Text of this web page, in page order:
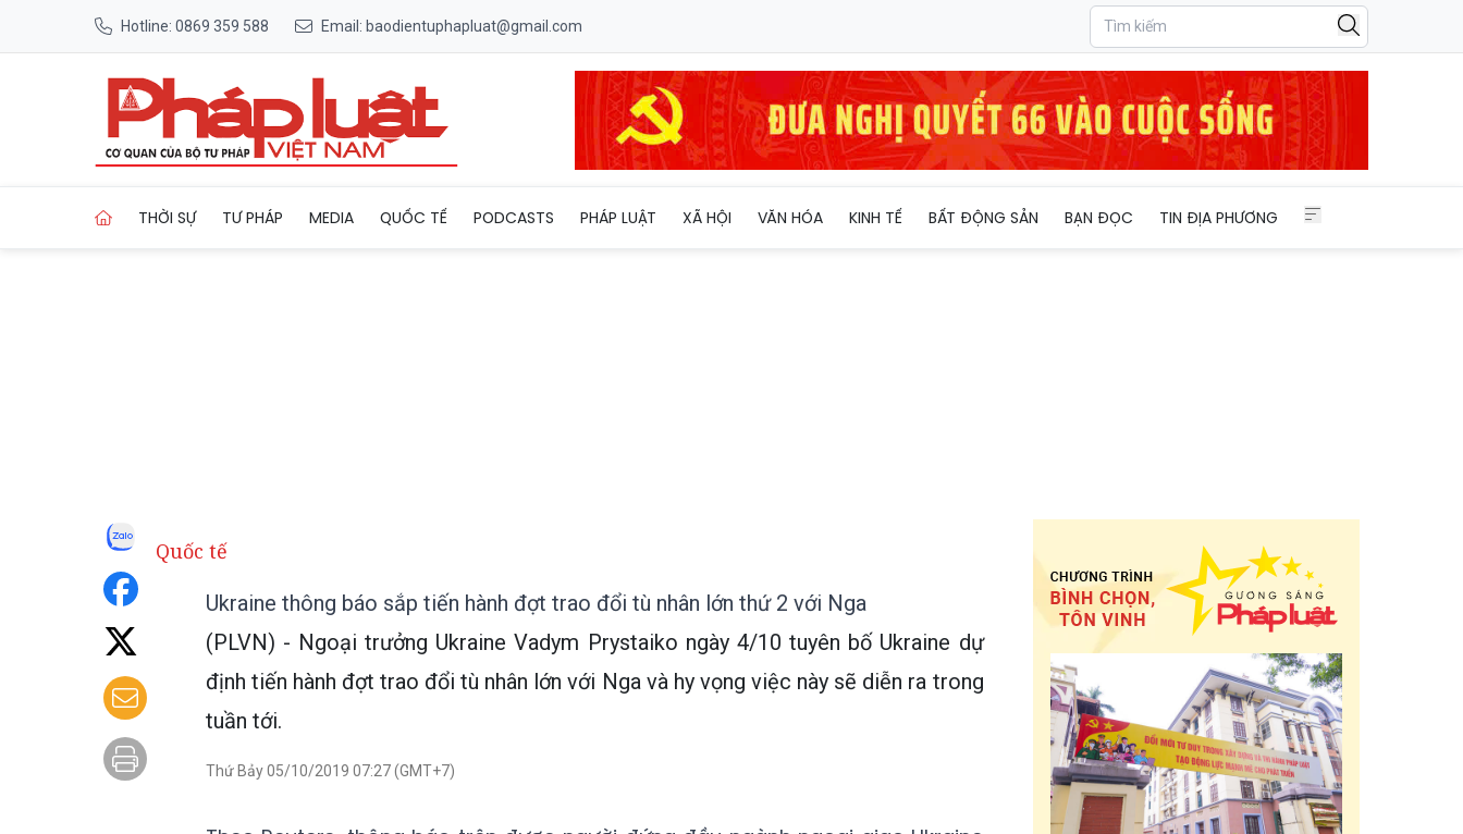
Hotline: 0869 359 588 Email: baodientuphapluat@gmail.com
THỜI SỰ TƯ PHÁP MEDIA QUỐC TẾ PODCASTS PHÁP LUẬT XÃ HỘI VĂN HÓA KINH TẾ BẤT ĐỘNG SẢN BẠN ĐỌC TIN ĐỊA PHƯƠNG
Quốc tế
Ukraine thông báo sắp tiến hành đợt trao đổi tù nhân lớn thứ 2 với Nga
(PLVN) - Ngoại trưởng Ukraine Vadym Prystaiko ngày 4/10 tuyên bố Ukraine dự
định tiến hành đợt trao đổi tù nhân lớn với Nga và hy vọng việc này sẽ diễn ra trong
tuần tới.
Thứ Bảy 05/10/2019 07:27 (GMT+7)